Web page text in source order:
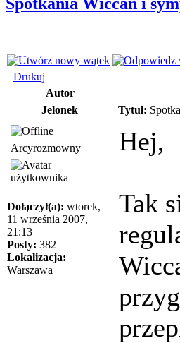
Drukuj
Autor
Jelonek
Tytuł:
Arcyrozmowny
Dołączył(a): wtorek,
11 września 2007,
21:13
Posty: 382
Lokalizacja:
Warszawa
Hej,
Tak